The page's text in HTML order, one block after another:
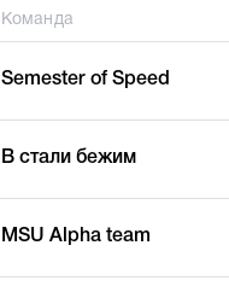
Команда
Semester of Speed
В стали бежим
MSU Alpha team